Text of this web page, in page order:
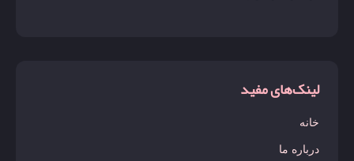
لینک‌های مفید
خانه
درباره ما